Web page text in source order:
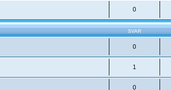
0
SVAR
0
1
0